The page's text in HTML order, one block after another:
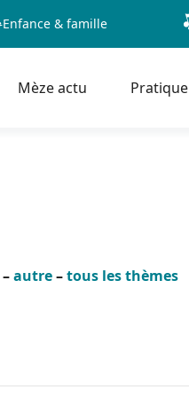
Enfance & famille
Mèze actu Pratique
–autre–tous les thèmes